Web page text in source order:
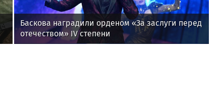
Баскова наградили орденом «За заслуги перед
отечеством» IV степени